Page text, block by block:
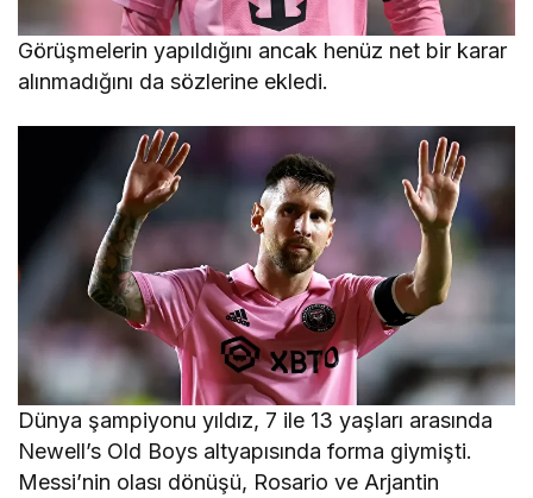
Görüşmelerin yapıldığını ancak henüz net bir karar
alınmadığını da sözlerine ekledi.
Dünya şampiyonu yıldız, 7 ile 13 yaşları arasında
Newell’s Old Boys altyapısında forma giymişti.
Messi’nin olası dönüşü, Rosario ve Arjantin